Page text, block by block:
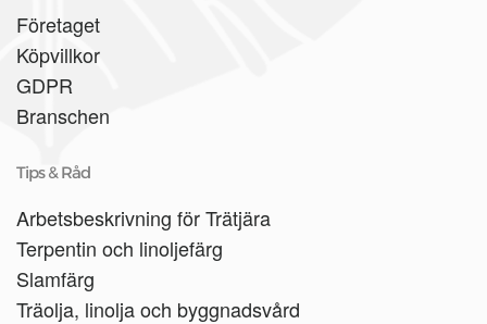
Företaget
Köpvillkor
GDPR
Branschen
Tips & Råd
Arbetsbeskrivning för Trätjära
Terpentin och linoljefärg
Slamfärg
Träolja, linolja och byggnadsvård